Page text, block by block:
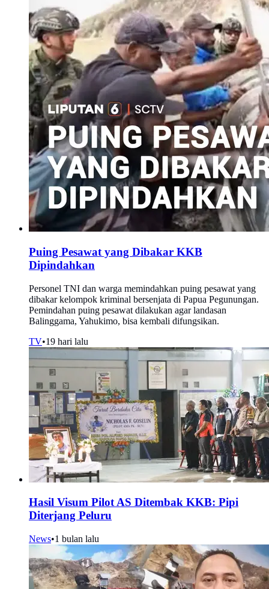
Puing Pesawat yang Dibakar KKB
Dipindahkan
Personel TNI dan warga memindahkan puing pesawat yang
dibakar kelompok kriminal bersenjata di Papua Pegunungan.
Pemindahan puing pesawat dilakukan agar landasan
Balinggama, Yahukimo, bisa kembali difungsikan.
TV•19 hari lalu
Hasil Visum Pilot AS Ditembak KKB: Pipi
Diterjang Peluru
News•1 bulan lalu